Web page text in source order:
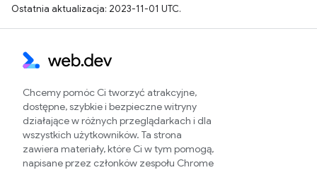
Ostatnia aktualizacja: 2023-11-01 UTC.
Chcemy pomóc Ci tworzyć atrakcyjne,
dostępne, szybkie i bezpieczne witryny
działające w różnych przeglądarkach i dla
wszystkich użytkowników. Ta strona
zawiera materiały, które Ci w tym pomogą,
napisane przez członków zespołu Chrome